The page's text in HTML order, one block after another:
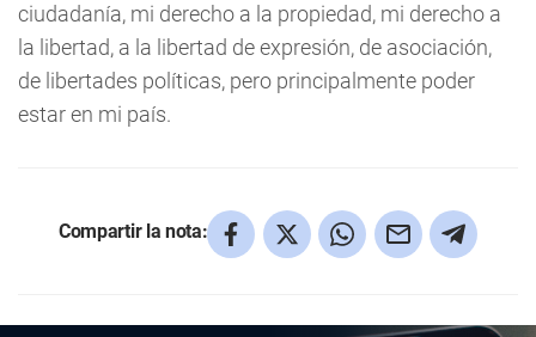
ciudadanía, mi derecho a la propiedad, mi derecho a
la libertad, a la libertad de expresión, de asociación,
de libertades políticas, pero principalmente poder
estar en mi país.
Compartir la nota: